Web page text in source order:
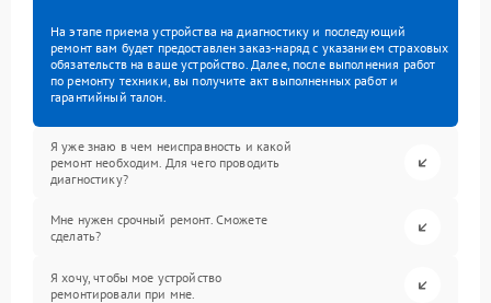
На этапе приема устройства на диагностику и последующий
ремонт вам будет предоставлен заказ-наряд с указанием страховых
обязательств на ваше устройство. Далее, после выполнения работ
по ремонту техники, вы получите акт выполненных работ и
гарантийный талон.
Я уже знаю в чем неисправность и какой
ремонт необходим. Для чего проводить
диагностику?
Мне нужен срочный ремонт. Сможете
сделать?
Я хочу, чтобы мое устройство
ремонтировали при мне.